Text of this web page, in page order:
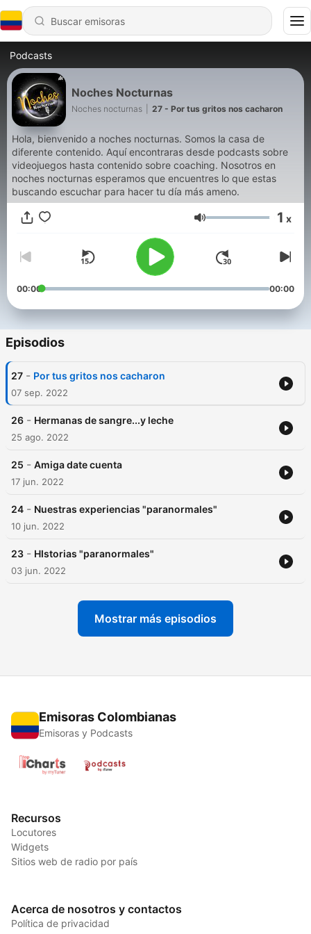
Podcasts
Noches Nocturnas
Noches nocturnas 27 - Por tus gritos nos cacharon
Hola, bienvenido a noches nocturnas. Somos la casa de
diferente contenido. Aquí encontraras desde podcasts sobre
videojuegos hasta contenido sobre coaching. Nosotros en
noches nocturnas esperamos que encuentres lo que estas
buscando escuchar para hacer tu día más ameno.
Volumen 1 x
00:00 00:00
Episodios
27 - Por tus gritos nos cacharon
07 sep. 2022
26 - Hermanas de sangre...y leche
25 ago. 2022
25 - Amiga date cuenta
17 jun. 2022
24 - Nuestras experiencias "paranormales"
10 jun. 2022
23 - HIstorias "paranormales"
03 jun. 2022
Mostrar más episodios
Emisoras Colombianas
Emisoras y Podcasts
Recursos
Locutores
Widgets
Sitios web de radio por país
Acerca de nosotros y contactos
Política de privacidad